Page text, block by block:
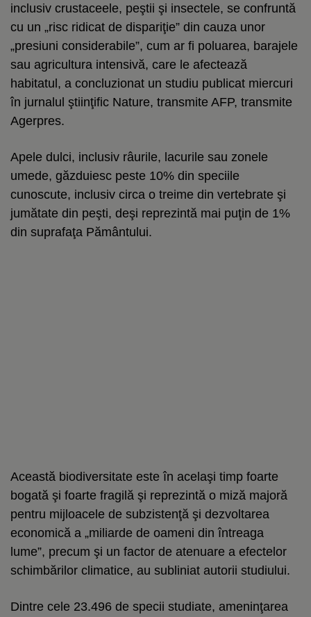
inclusiv crustaceele, peştii şi insectele, se confruntă
cu un „risc ridicat de dispariţie” din cauza unor
„presiuni considerabile”, cum ar fi poluarea, barajele
sau agricultura intensivă, care le afectează
habitatul, a concluzionat un studiu publicat miercuri
în jurnalul ştiinţific Nature, transmite AFP, transmite
Agerpres.
Apele dulci, inclusiv râurile, lacurile sau zonele
umede, găzduiesc peste 10% din speciile
cunoscute, inclusiv circa o treime din vertebrate şi
jumătate din peşti, deşi reprezintă mai puţin de 1%
din suprafaţa Pământului.
Această biodiversitate este în acelaşi timp foarte
bogată şi foarte fragilă şi reprezintă o miză majoră
pentru mijloacele de subzistenţă şi dezvoltarea
economică a „miliarde de oameni din întreaga
lume”, precum şi un factor de atenuare a efectelor
schimbărilor climatice, au subliniat autorii studiului.
Dintre cele 23.496 de specii studiate, ameninţarea